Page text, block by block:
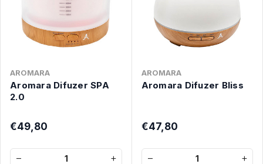
AROMARA
Aromara Difuzer SPA
2.0
€49,80
− +
AROMARA
Aromara Difuzer Bliss
€47,80
− +